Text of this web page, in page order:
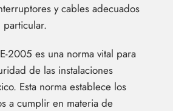
y cables adecuados
particular.
2005 es una norma vital para
de las instalaciones
Esta norma establece los
a cumplir en materia de